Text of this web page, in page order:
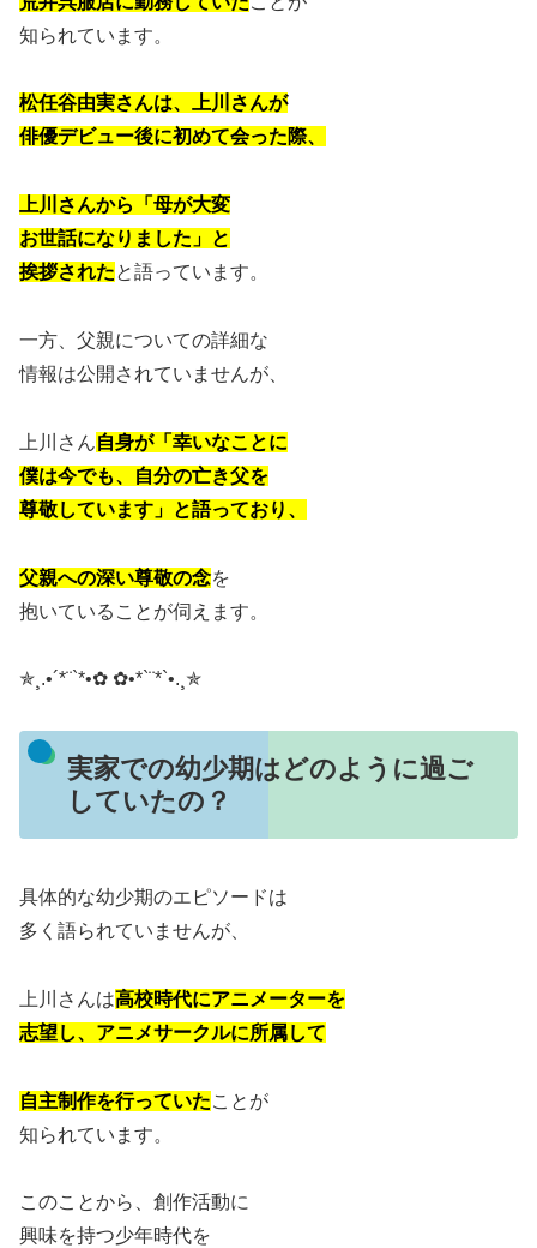
知られています。
松任谷由実さんは、上川さんが
俳優デビュー後に初めて会った際、
上川さんから「母が大変
お世話になりました」と
挨拶されたと語っています。
一方、父親についての詳細な
情報は公開されていませんが、
上川さん自身が「幸いなことに
僕は今でも、自分の亡き父を
尊敬しています」と語っており、
父親への深い尊敬の念を
抱いていることが伺えます。
✯¸.•´*¨`*•✿ ✿•*`¨*`•.¸✯
実家での幼少期はどのように過ご
していたの？
具体的な幼少期のエピソードは
多く語られていませんが、
上川さんは高校時代にアニメーターを
志望し、アニメサークルに所属して
自主制作を行っていたことが
知られています。
このことから、創作活動に
興味を持つ少年時代を